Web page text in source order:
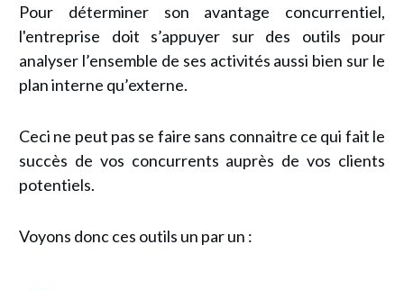
Pour déterminer son avantage concurrentiel,
l'entreprise doit s’appuyer sur des outils pour
analyser l’ensemble de ses activités aussi bien sur le
plan interne qu’externe.
Ceci ne peut pas se faire sans connaitre ce qui fait le
succès de vos concurrents auprès de vos clients
potentiels.
Voyons donc ces outils un par un :